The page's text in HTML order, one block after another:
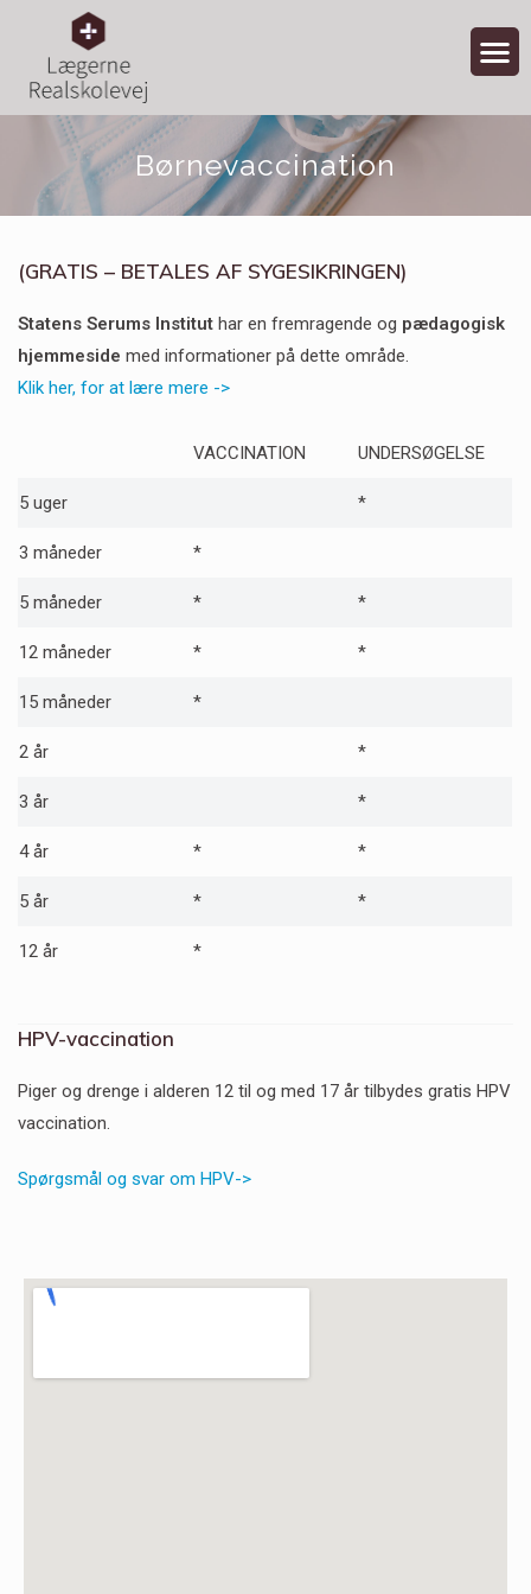
Børnevaccination
(GRATIS – BETALES AF SYGESIKRINGEN)
Statens Serums Institut har en fremragende og pædagogisk
hjemmeside med informationer på dette område.
Klik her, for at lære mere ->
VACCINATION UNDERSØGELSE
5 uger *
3 måneder *
5 måneder * *
12 måneder * *
15 måneder *
2 år *
3 år *
4 år * *
5 år * *
12 år *
HPV-vaccination
Piger og drenge i alderen 12 til og med 17 år tilbydes gratis HPV
vaccination.
Spørgsmål og svar om HPV->